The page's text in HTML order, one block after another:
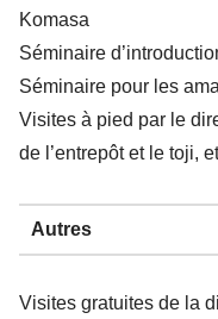
Komasa
Séminaire
Séminaire pour les
Visites à pied par le
de l’entrepôt et le toji,
Autres
Visites gratuites de la